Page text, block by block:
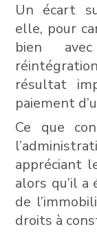
Un écart
elle, pour
bien
résultat
paiement
Ce que
appréciant
alors qu’il a
de
droits à